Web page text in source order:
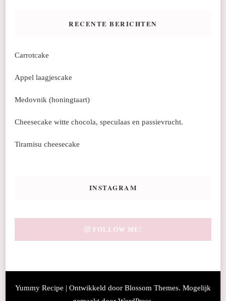
RECENTE BERICHTEN
Carrotcake
Appel laagjescake
Medovnik (honingtaart)
Cheesecake witte chocola, speculaas en passievrucht.
Tiramisu cheesecake
INSTAGRAM
FOLLOW ME!
Yummy Recipe | Ontwikkeld door Blossom Themes. Mogelijk